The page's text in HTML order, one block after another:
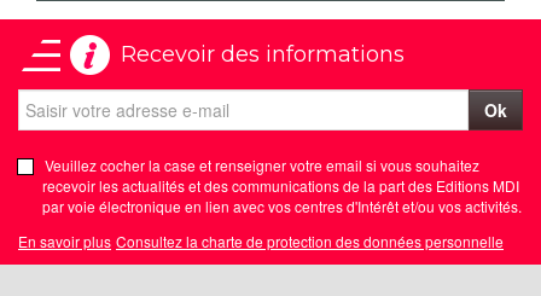
Recevoir des informations
Ok
Veuillez cocher la case et renseigner votre email si vous souhaitez
recevoir les actualités et des communications de la part des Editions MDI
par voie électronique en lien avec vos centres d'Intérêt et/ou vos activités.
En savoir plus Consultez la charte de protection des données personnelle